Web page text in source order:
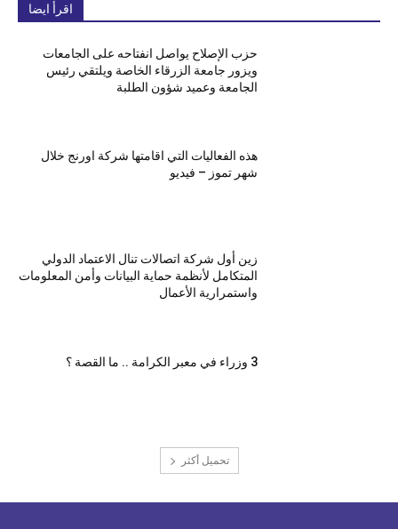
اقرأ ايضا
حزب الإصلاح يواصل انفتاحه على الجامعات
ويزور جامعة الزرقاء الخاصة ويلتقي رئيس
الجامعة وعميد شؤون الطلبة
هذه الفعاليات التي اقامتها شركة اورنج خلال
شهر تموز – فيديو
زين أول شركة اتصالات تنال الاعتماد الدولي
المتكامل لأنظمة حماية البيانات وأمن المعلومات
واستمرارية الأعمال
3 وزراء في معبر الكرامة .. ما القصة ؟
تحميل أكثر